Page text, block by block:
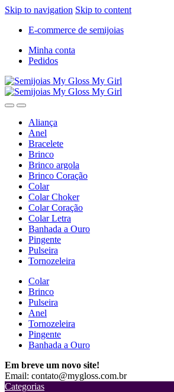
Skip to navigation Skip to content
E-commerce de semijoias
Minha conta
Pedidos
Aliança
Anel
Bracelete
Brinco
Brinco argola
Brinco Coração
Colar
Colar Choker
Colar Coração
Colar Letra
Banhada a Ouro
Pingente
Pulseira
Tornozeleira
Colar
Brinco
Pulseira
Anel
Tornozeleira
Pingente
Banhada a Ouro
Em breve um novo site!
Email: contato@mygloss.com.br
Categorias